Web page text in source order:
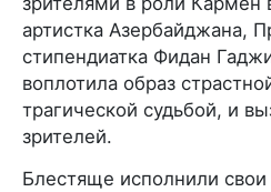
артистка Азербайджана,
стипендиатка Фидан
воплотила образ
трагической судьбой, и
зрителей.
Блестяще исполнили